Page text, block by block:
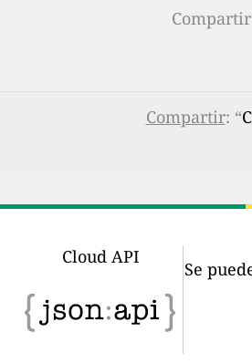
Compartir: “
Cloud API
Se